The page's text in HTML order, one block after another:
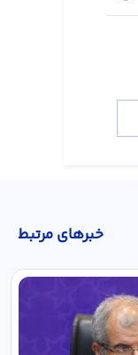
خبر‌های مرتبط